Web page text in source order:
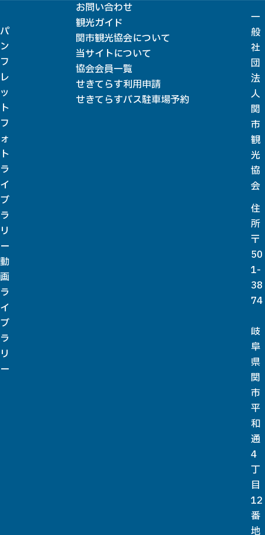
パ
ン
フ
レ
ッ
ト
フ
ォ
ト
ラ
イ
ブ
ラ
リ
ー
動
画
ラ
イ
ブ
ラ
リ
ー
お問い合わせ
観光ガイド
関市観光協会について
当サイトについて
協会会員一覧
せきてらす利用申請
せきてらすバス駐車場予約
一
般
社
団
法
人
関
市
観
光
協
会
住
所
〒
50
1-
38
74
岐
阜
県
関
市
平
和
通
4
丁
目
12
番
地